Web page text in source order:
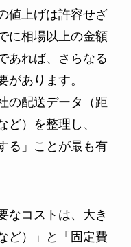
値上げは許容せざ
に相場以上の金額
あれば、さらなる
があります。
の配送データ（距
ど）を整理し、
る」ことが最も有
なコストは、大き
ど）」と「固定費